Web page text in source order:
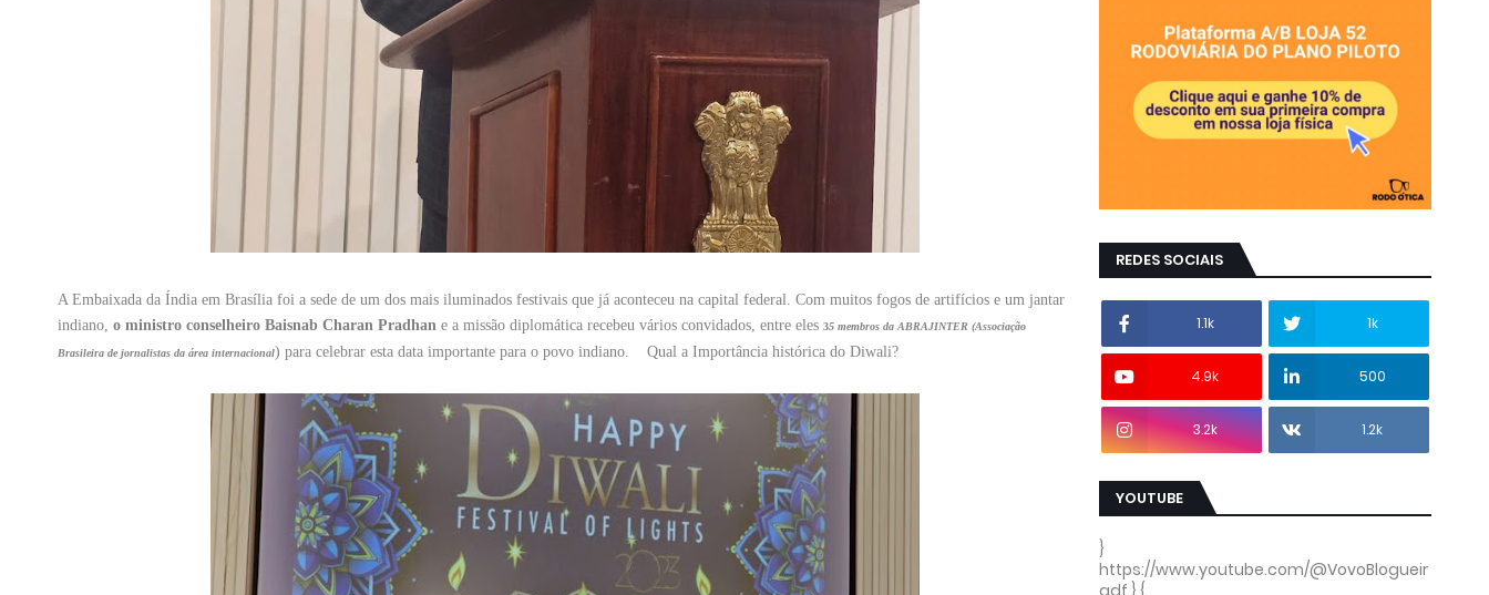
A Embaixada da Índia em Brasília foi a sede de um dos mais iluminados festivais que já aconteceu na capital federal. Com muitos fogos de artifícios e um jantar
indiano, o ministro conselheiro Baisnab Charan Pradhan e a missão diplomática recebeu vários convidados, entre eles 35 membros da ABRAJINTER (Associação
Brasileira de jornalistas da área internacional) para celebrar esta data importante para o povo indiano. Qual a Importância histórica do Diwali?
REDES SOCIAIS
1.1k 1k
4.9k 500
3.2k 1.2k
YOUTUBE
}
https://www.youtube.com/@VovoBlogueir